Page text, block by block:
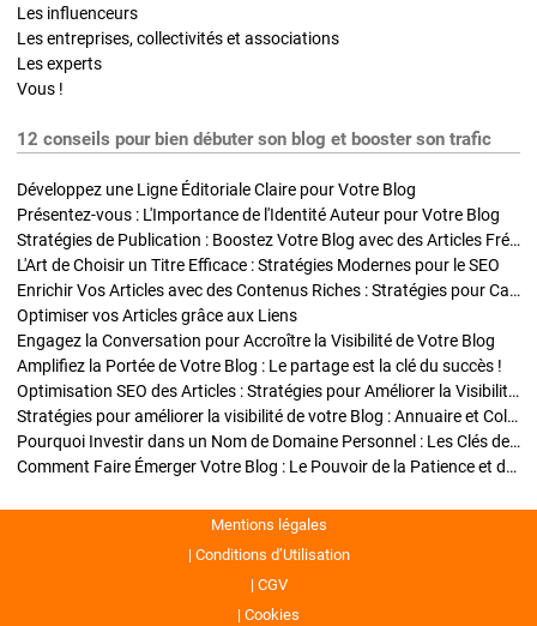
Les influenceurs
Les entreprises, collectivités et associations
Les experts
Vous !
12 conseils pour bien débuter son blog et booster son trafic
Développez une Ligne Éditoriale Claire pour Votre Blog
Présentez-vous : L'Importance de l'Identité Auteur pour Votre Blog
Stratégies de Publication : Boostez Votre Blog avec des Articles Fréquents et Exclusifs
L'Art de Choisir un Titre Efficace : Stratégies Modernes pour le SEO
Enrichir Vos Articles avec des Contenus Riches : Stratégies pour Captiver et Optimiser
Optimiser vos Articles grâce aux Liens
Engagez la Conversation pour Accroître la Visibilité de Votre Blog
Amplifiez la Portée de Votre Blog : Le partage est la clé du succès !
Optimisation SEO des Articles : Stratégies pour Améliorer la Visibilité de Votre Blog
Stratégies pour améliorer la visibilité de votre Blog : Annuaire et Collaborations
Pourquoi Investir dans un Nom de Domaine Personnel : Les Clés de la Réussite de Votre Blog
Comment Faire Émerger Votre Blog : Le Pouvoir de la Patience et de la Persévérance
Mentions légales
Conditions d’Utilisation
CGV
Cookies